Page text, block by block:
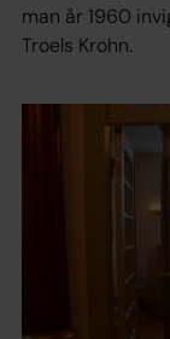
man år 1960
Troels Krohn.